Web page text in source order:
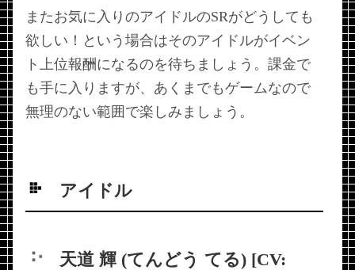
またお気に入りのアイドルのSRがどうしても
欲しい！という場合はそのアイドルがイベン
ト上位報酬になるのを待ちましょう。課金で
も手に入りますが、あくまでもゲームなので
無理のない範囲で楽しみましょう。
アイドル
天道 輝 (てんどう てる) [CV: